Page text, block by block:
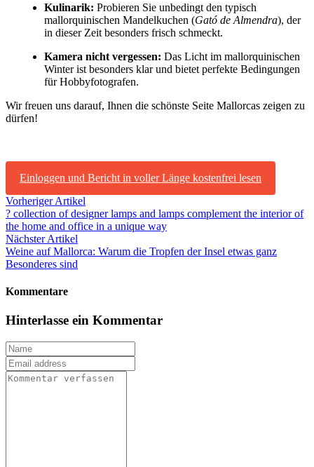
Kulinarik: Probieren Sie unbedingt den typisch
mallorquinischen Mandelkuchen (Gató de Almendra), der
in dieser Zeit besonders frisch schmeckt.
Kamera nicht vergessen: Das Licht im mallorquinischen
Winter ist besonders klar und bietet perfekte Bedingungen
für Hobbyfotografen.
Wir freuen uns darauf, Ihnen die schönste Seite Mallorcas zeigen zu
dürfen!
Einloggen und Bericht in voller Länge kostenfrei lesen
Vorheriger Artikel
? collection of designer lamps and lamps complement the interior of
the home and office in a unique way
Nächster Artikel
Weine auf Mallorca: Warum die Tropfen der Insel etwas ganz
Besonderes sind
Kommentare
Hinterlasse ein Kommentar